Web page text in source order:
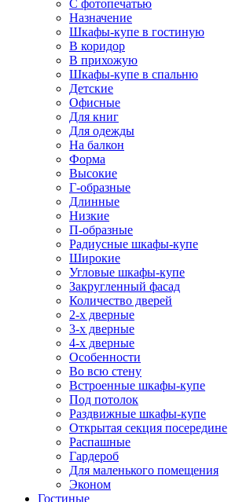
С фотопечатью
Назначение
Шкафы-купе в гостиную
В коридор
В прихожую
Шкафы-купе в спальню
Детские
Офисные
Для книг
Для одежды
На балкон
Форма
Высокие
Г-образные
Длинные
Низкие
П-образные
Радиусные шкафы-купе
Широкие
Угловые шкафы-купе
Закругленный фасад
Количество дверей
2-х дверные
3-х дверные
4-х дверные
Особенности
Во всю стену
Встроенные шкафы-купе
Под потолок
Раздвижные шкафы-купе
Открытая секция посередине
Распашные
Гардероб
Для маленького помещения
Эконом
Гостиные